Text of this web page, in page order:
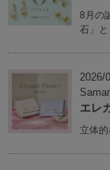
8月の
石」と
2026/
エレ
立体